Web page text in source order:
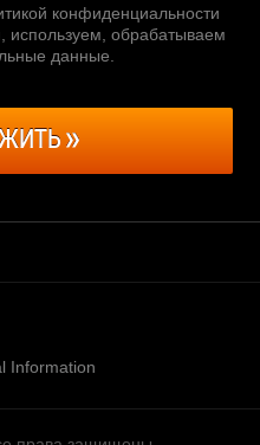
конфиденциальности
используем, обрабатываем
данные
Information